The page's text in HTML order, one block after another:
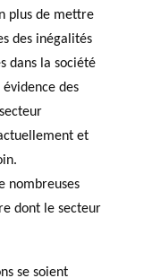
plus de mettre
des inégalités
dans la société
des
et
nombreuses
dont le secteur
se soient